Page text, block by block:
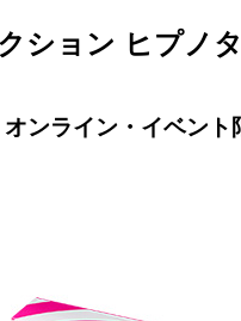
クション ヒプノ
ンライン・イベント